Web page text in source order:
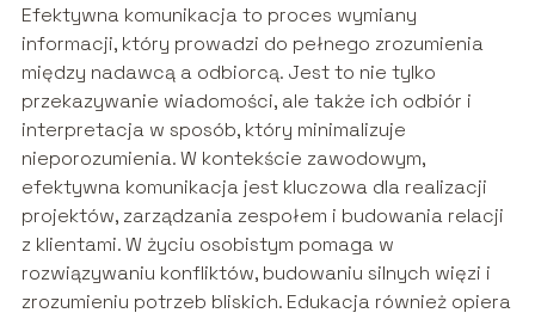
Efektywna komunikacja to proces wymiany
informacji, który prowadzi do pełnego zrozumienia
między nadawcą a odbiorcą. Jest to nie tylko
przekazywanie wiadomości, ale także ich odbiór i
interpretacja w sposób, który minimalizuje
nieporozumienia. W kontekście zawodowym,
efektywna komunikacja jest kluczowa dla realizacji
projektów, zarządzania zespołem i budowania relacji
z klientami. W życiu osobistym pomaga w
rozwiązywaniu konfliktów, budowaniu silnych więzi i
zrozumieniu potrzeb bliskich. Edukacja również opiera